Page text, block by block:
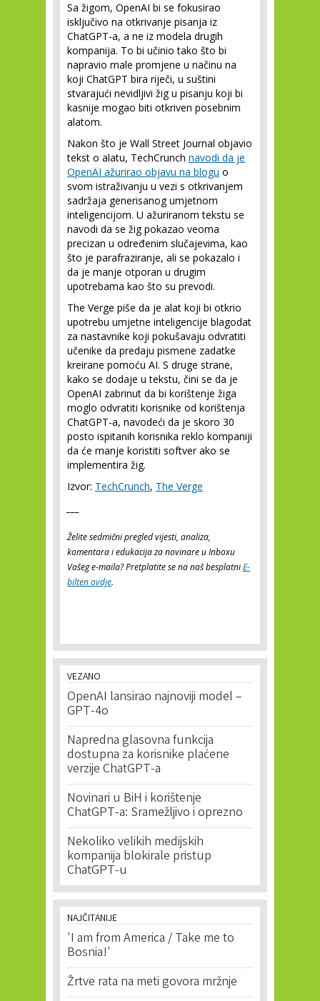
Sa žigom, OpenAI bi se fokusirao
isključivo na otkrivanje pisanja iz
ChatGPT-a, a ne iz modela drugih
kompanija. To bi učinio tako što bi
napravio male promjene u načinu na
koji ChatGPT bira riječi, u suštini
stvarajući nevidljivi žig u pisanju koji bi
kasnije mogao biti otkriven posebnim
alatom.
Nakon što je Wall Street Journal objavio
tekst o alatu, TechCrunch navodi da je
OpenAI ažurirao objavu na blogu o
svom istraživanju u vezi s otkrivanjem
sadržaja generisanog umjetnom
inteligencijom. U ažuriranom tekstu se
navodi da se žig pokazao veoma
precizan u određenim slučajevima, kao
što je parafraziranje, ali se pokazalo i
da je manje otporan u drugim
upotrebama kao što su prevodi.
The Verge piše da je alat koji bi otkrio
upotrebu umjetne inteligencije blagodat
za nastavnike koji pokušavaju odvratiti
učenike da predaju pismene zadatke
kreirane pomoću AI. S druge strane,
kako se dodaje u tekstu, čini se da je
OpenAI zabrinut da bi korištenje žiga
moglo odvratiti korisnike od korištenja
ChatGPT-a, navodeći da je skoro 30
posto ispitanih korisnika reklo kompaniji
da će manje koristiti softver ako se
implementira žig.
Izvor: TechCrunch, The Verge
Želite sedmični pregled vijesti, analiza,
komentara i edukacija za novinare u Inboxu
Vašeg e-maila? Pretplatite se na naš besplatniE-
bilten ovdje.
VEZANO
OpenAI lansirao najnoviji model –
GPT-4o
Napredna glasovna funkcija
dostupna za korisnike plaćene
verzije ChatGPT-a
Novinari u BiH i korištenje
ChatGPT-a: Sramežljivo i oprezno
Nekoliko velikih medijskih
kompanija blokirale pristup
ChatGPT-u
NAJČITANIJE
'I am from America / Take me to
Bosnia!'
Žrtve rata na meti govora mržnje